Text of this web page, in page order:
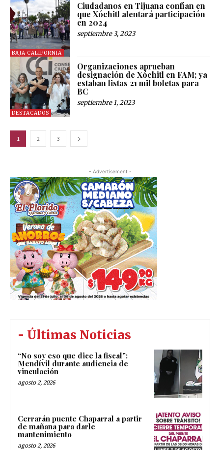
BAJA CALIFORNIA
Ciudadanos en Tijuana confían en
que Xóchitl alentará participación
en 2024
septiembre 3, 2023
DESTACADOS
Organizaciones aprueban
designación de Xóchitl en FAM; ya
estaban listas 21 mil boletas para
BC
septiembre 1, 2023
1 2 3
- Advertisement -
- Últimas Noticias
“No soy eso que dice la fiscal”:
Mendívil durante audiencia de
vinculación
agosto 2, 2026
Cerrarán puente Chaparral a partir
de mañana para darle
mantenimiento
agosto 2, 2026